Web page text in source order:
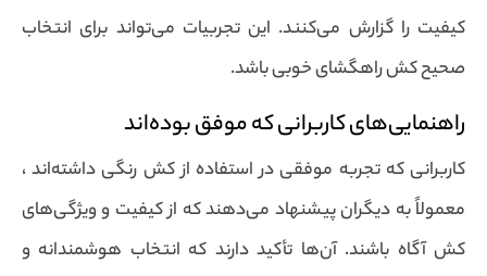
کیفیت را گزارش می‌کنند. این تجربیات می‌تواند برای انتخاب
صحیح کش راهگشای خوبی باشد.
راهنمایی‌های کاربرانی که موفق بوده‌اند
کاربرانی که تجربه موفقی در استفاده از کش رنگی داشته‌اند ،
معمولاً به دیگران پیشنهاد می‌دهند که از کیفیت و ویژگی‌های
کش آگاه باشند. آن‌ها تأکید دارند که انتخاب هوشمندانه و